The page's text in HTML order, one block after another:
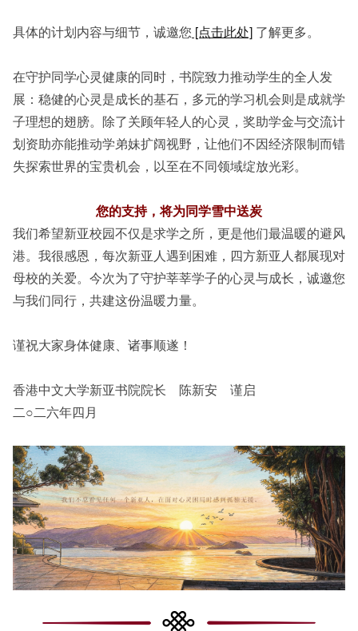
具体的计划内容与细节，诚邀您 [点击此处] 了解更多。
在守护同学心灵健康的同时，书院致力推动学生的全人发
展：稳健的心灵是成长的基石，多元的学习机会则是成就学
子理想的翅膀。除了关顾年轻人的心灵，奖助学金与交流计
划资助亦能推动学弟妹扩阔视野，让他们不因经济限制而错
失探索世界的宝贵机会，以至在不同领域绽放光彩。
您的支持，将为同学雪中送炭
我们希望新亚校园不仅是求学之所，更是他们最温暖的避风
港。我很感恩，每次新亚人遇到困难，四方新亚人都展现对
母校的关爱。今次为了守护莘莘学子的心灵与成长，诚邀您
与我们同行，共建这份温暖力量。
谨祝大家身体健康、诸事顺遂！
香港中文大学新亚书院院长 陈新安 谨启
二○二六年四月